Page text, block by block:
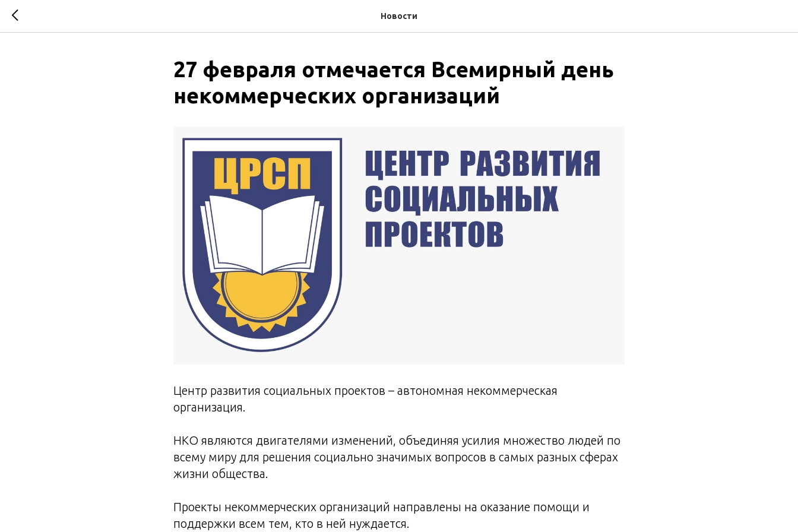
Новости
27 февраля отмечается Всемирный день
некоммерческих организаций
Центр развития социальных проектов – автономная некоммерческая
организация.
НКО являются двигателями изменений, объединяя усилия множество людей по
всему миру для решения социально значимых вопросов в самых разных сферах
жизни общества.
Проекты некоммерческих организаций направлены на оказание помощи и
поддержки всем тем, кто в ней нуждается.